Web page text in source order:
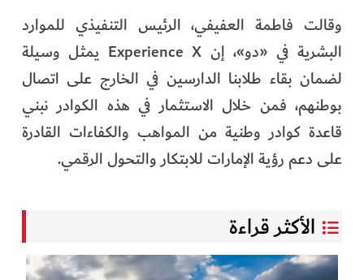
وقالت فاطمة العفيفي، الرئيس التنفيذي للموارد
البشرية في «دو»، إن Experience X يمثل وسيلة
لضمان بقاء طلابنا الدارسين في الخارج على اتصال
بوطنهم، فمن خلال الاستثمار في هذه الكوادر نبني
قاعدة كوادر وطنية من المواهب والكفاءات القادرة
على دعم رؤية الإمارات للابتكار والتحول الرقمي.
الأكثر قراءة